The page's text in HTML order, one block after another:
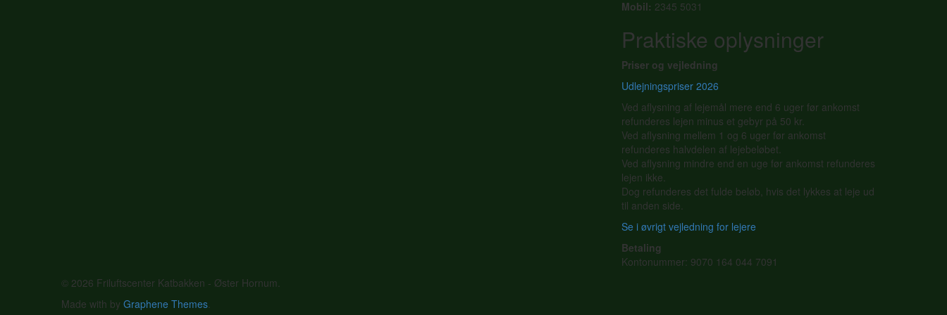
Mobil: 2345 5031
Praktiske oplysninger
Priser og vejledning
Udlejningspriser 2026
Ved aflysning af lejemål mere end 6 uger før ankomst
refunderes lejen minus et gebyr på 50 kr.
Ved aflysning mellem 1 og 6 uger før ankomst
refunderes halvdelen af lejebeløbet.
Ved aflysning mindre end en uge før ankomst refunderes
lejen ikke.
Dog refunderes det fulde beløb, hvis det lykkes at leje ud
til anden side.
Se i øvrigt vejledning for lejere
Betaling
Kontonummer: 9070 164 044 7091
© 2026 Friluftscenter Katbakken - Øster Hornum.
Made with by Graphene Themes.